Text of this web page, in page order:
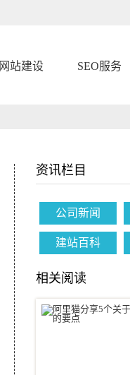
网站建设 SEO服务
资讯栏目
公司新闻
建站百科
相关阅读